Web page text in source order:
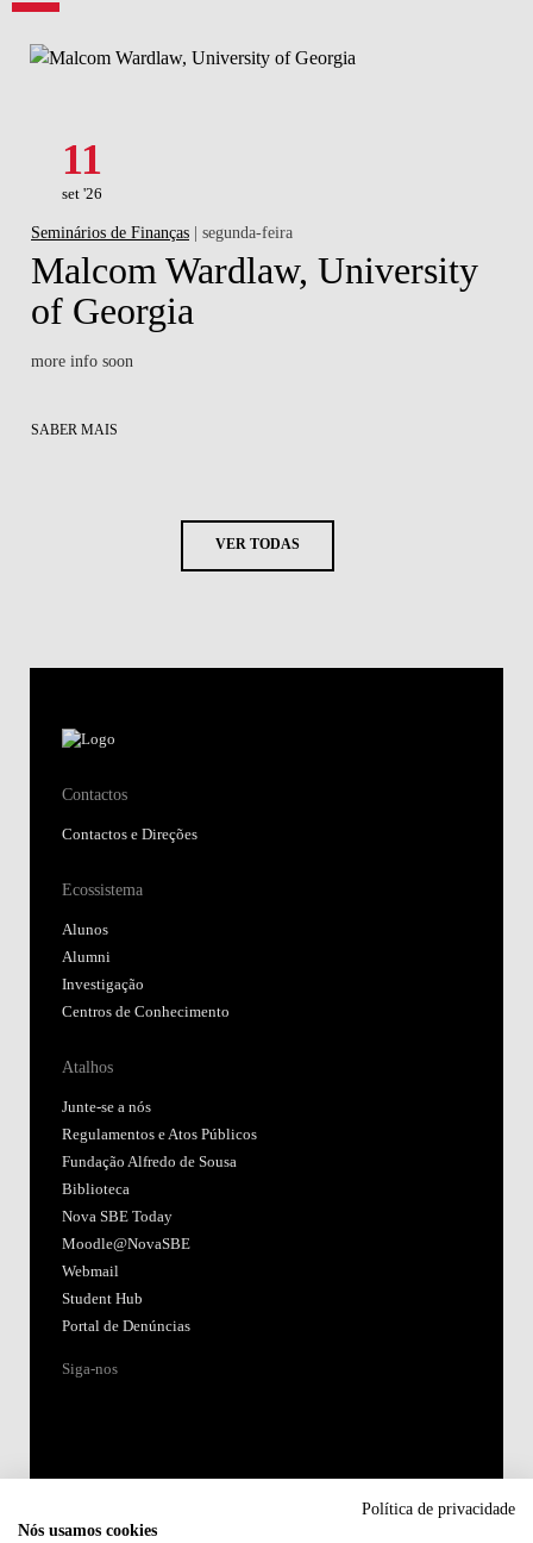
11
set '26
Seminários de Finanças | segunda-feira
Malcom Wardlaw, University
of Georgia
more info soon
SABER MAIS
VER TODAS
Contactos
Contactos e Direções
Ecossistema
Alunos
Alumni
Investigação
Centros de Conhecimento
Atalhos
Junte-se a nós
Regulamentos e Atos Públicos
Fundação Alfredo de Sousa
Biblioteca
Nova SBE Today
Moodle@NovaSBE
Webmail
Student Hub
Portal de Denúncias
Siga-nos
Política de privacidade
Nós usamos cookies